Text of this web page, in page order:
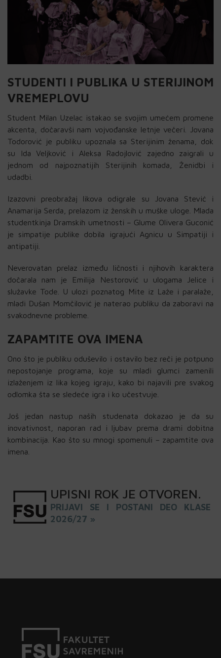
STUDENTI I PUBLIKA U STERIJINOM
VREMEPLOVU
Student Milan Uzelac istakao se svojim umećem promene
akcenta, dočaravši nam vojvođanske letnje večeri. Jovana
Todorović je publiku upoznala sa Sterijinim ženama, dok
su Ida Veljković i Aleksa Radojlović zajedno zaigrali u
jednom od najpoznatijih Sterijinih komada, Ženidbi i
udadbi.
Izazovni preobražaj likova odigrale su Jovana Stević i
Anamarija Serda, prelazom iz ženskih u muške uloge. Mlada
studentkinja Dramskih umetnosti – Glume Olivera Guconić
je simpatije publike dobila igrajući Agnicu u Simpatiji i
antipatiji.
Neverovatan prelaz između ličnosti i njihovih karaktera
dočarala nam je Emilija Nestorović u ulogama Jelice i
služavke Tode. U ulozi poznatog Mite iz Laže i paralaže,
mladi Dušan Momčilović je naterao publiku da zaboravi na
svakodnevne probleme.
ZAPAMTITE OVA IMENA
Ono što je publiku oduševilo i ostavilo bez reči je potpuno
nepostojanje programa, koje su mladi glumci zamenili
izlaženjem iz lika kojeg igraju, kako bi najavili pre svakog
odlomka šta se sledeće igra i ko učestvuje.
Još jedan nastup naših studenata dokazao je da su
inovativnost, naporan rad i ljubav prema drami dobitna
kombinacija. Kao što su mnogi spomenuli – zapamtite ova
imena.
UPISNI ROK JE OTVOREN.
PRIJAVI SE I POSTANI DEO KLASE
2026/27 »